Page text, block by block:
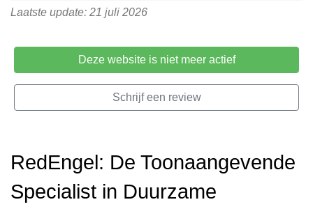
Laatste update: 21 juli 2026
Deze website is niet meer actief
Schrijf een review
RedEngel: De Toonaangevende
Specialist in Duurzame